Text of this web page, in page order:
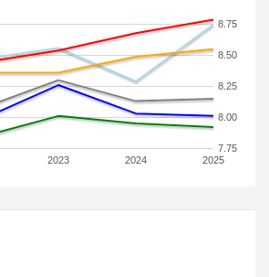
2023 2024 2025
7.75
8.00
8.25
8.50
8.75